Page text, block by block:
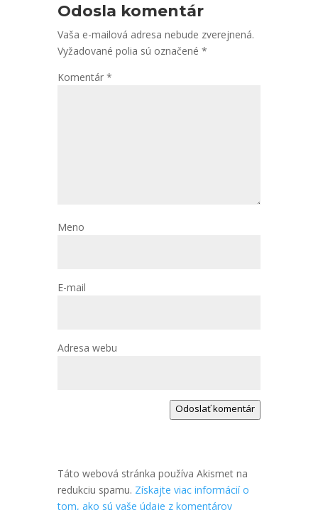
Odosla komentár
Vaša e-mailová adresa nebude zverejnená.
Vyžadované polia sú označené *
Komentár *
Meno
E-mail
Adresa webu
Odoslať komentár
Táto webová stránka používa Akismet na
redukciu spamu. Získajte viac informácií o
tom, ako sú vaše údaje z komentárov